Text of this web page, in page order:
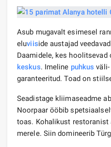
Asub mugavalt esimesel
eluviiside austajad
Daamidele, kes hoolitsevad
keskus. Imeline puhkus
garanteeritud. Toad on
Seadistage kliimaseadme
Noorpaar ööbib
toas. Kohalikust restoranist
merele. Siin domineerib